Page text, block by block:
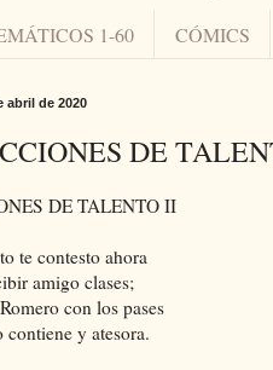
1-60
CÓMICS
abril de 2020
DE
DE TALENTO II
te contesto ahora
amigo clases;
con los pases
contiene y atesora.